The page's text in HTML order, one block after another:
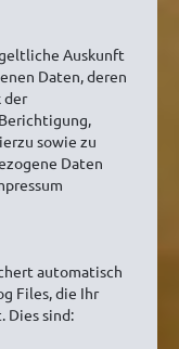
Auskunft
Daten, deren
der
sowie zu
Daten
automatisch
Files, die Ihr
Dies sind: